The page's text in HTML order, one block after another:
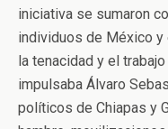
iniciativa se sumaron
individuos de México y
la tenacidad y el
impulsaba Álvaro
políticos de Chiapas y